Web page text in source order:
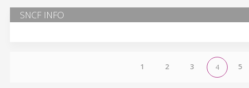
SNCF INFO
1 2 3 4 5